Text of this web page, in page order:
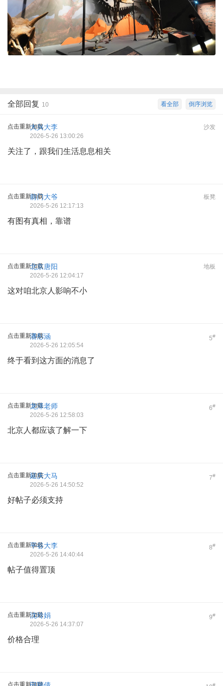
倒序浏览
看全部
全部回复 10
点击重新加载 沙发
大兴大李
2026-5-26 13:00:26
关注了，跟我们生活息息相关
点击重新加载 板凳
前门大爷
2026-5-26 12:17:13
有图有真相，靠谱
点击重新加载 地板
北京唐阳
2026-5-26 12:04:17
这对咱北京人影响不小
点击重新加载 5#
潘彤涵
2026-5-26 12:05:54
终于看到这方面的消息了
点击重新加载 6#
龙泽老师
2026-5-26 12:58:03
北京人都应该了解一下
点击重新加载 7#
延庆大马
2026-5-26 14:50:52
好帖子必须支持
点击重新加载 8#
平谷大李
2026-5-26 14:40:44
帖子值得置顶
点击重新加载 9#
沈玲娟
2026-5-26 14:37:07
价格合理
点击重新加载 #